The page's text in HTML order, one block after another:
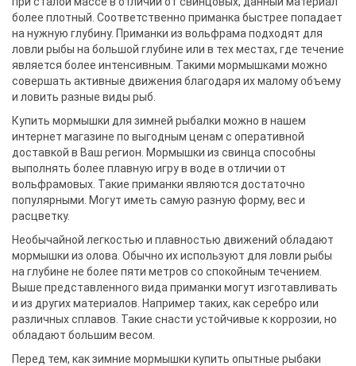
более плотный. Соответственно приманка быстрее попадает
на нужную глубину. Приманки из вольфрама подходят для
ловли рыбы на большой глубине или в тех местах, где течение
является более интенсивным. Такими мормышками можно
совершать активные движения благодаря их малому объему
и ловить разные виды рыб.
Купить мормышки для зимней рыбалки можно в нашем
интернет магазине по выгодным ценам с оперативной
доставкой в Ваш регион. Мормышки из свинца способны
выполнять более плавную игру в воде в отличии от
вольфрамовых. Такие приманки являются достаточно
популярными. Могут иметь самую разную форму, вес и
расцветку.
Необычайной легкостью и плавностью движений обладают
мормышки из олова. Обычно их используют для ловли рыбы
на глубине не более пяти метров со спокойным течением.
Выше представленного вида приманки могут изготавливать
и из других материалов. Например таких, как серебро или
различных сплавов. Такие снасти устойчивые к коррозии, но
обладают большим весом.
Перед тем, как зимние мормышки купить опытные рыбаки